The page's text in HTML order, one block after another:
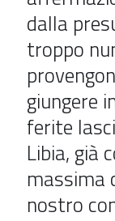
dalla
troppo
giungere
ferite
Libia, già
massima
nostro